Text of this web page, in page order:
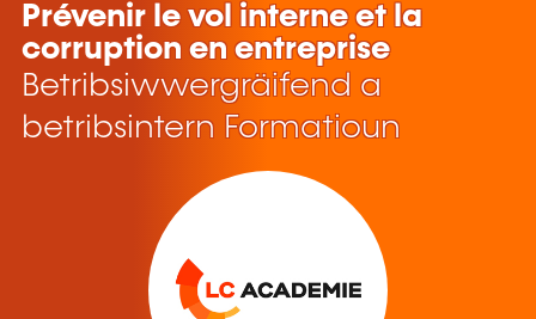
Prévenir le vol interne et la
corruption en entreprise
Betribsiwwergräifend a
betribsintern Formatioun